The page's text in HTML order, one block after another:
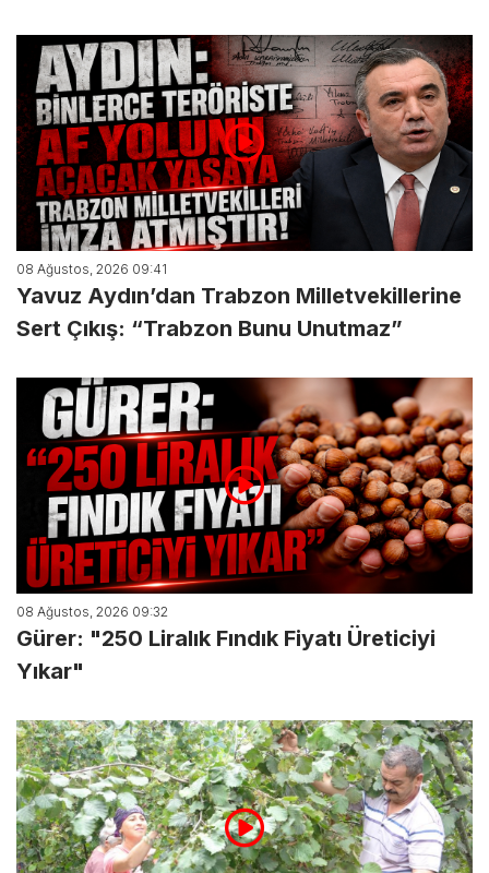
08 Ağustos, 2026 09:41
Yavuz Aydın’dan Trabzon Milletvekillerine
Sert Çıkış: “Trabzon Bunu Unutmaz”
08 Ağustos, 2026 09:32
Gürer: "250 Liralık Fındık Fiyatı Üreticiyi
Yıkar"